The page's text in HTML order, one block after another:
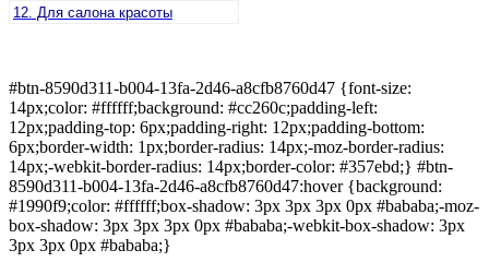
12. Для салона красоты
#btn-8590d311-b004-13fa-2d46-a8cfb8760d47 {font-size:
14px;color: #ffffff;background: #cc260c;padding-left:
12px;padding-top: 6px;padding-right: 12px;padding-bottom:
6px;border-width: 1px;border-radius: 14px;-moz-border-radius:
14px;-webkit-border-radius: 14px;border-color: #357ebd;} #btn-
8590d311-b004-13fa-2d46-a8cfb8760d47:hover {background:
#1990f9;color: #ffffff;box-shadow: 3px 3px 3px 0px #bababa;-moz-
box-shadow: 3px 3px 3px 0px #bababa;-webkit-box-shadow: 3px
3px 3px 0px #bababa;}